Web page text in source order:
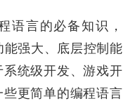
语言的必备知识，
强大、底层控制能
统级开发、游戏开
更简单的编程语言